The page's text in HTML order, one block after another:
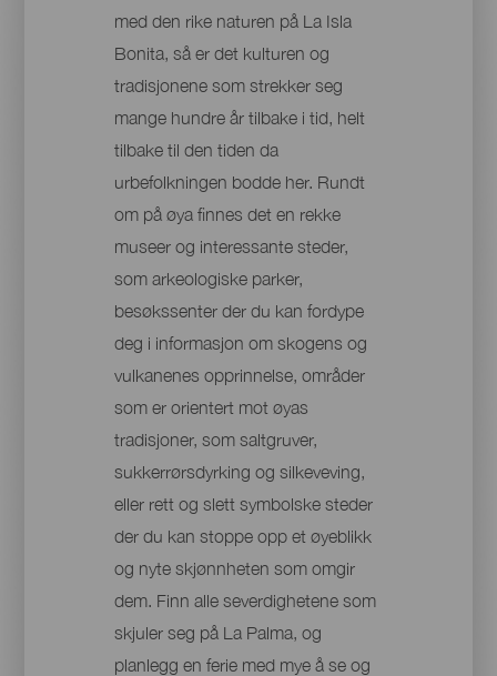
med den rike naturen på La Isla
Bonita, så er det kulturen og
tradisjonene som strekker seg
mange hundre år tilbake i tid, helt
tilbake til den tiden da
urbefolkningen bodde her. Rundt
om på øya finnes det en rekke
museer og interessante steder,
som arkeologiske parker,
besøkssenter der du kan fordype
deg i informasjon om skogens og
vulkanenes opprinnelse, områder
som er orientert mot øyas
tradisjoner, som saltgruver,
sukkerrørsdyrking og silkeveving,
eller rett og slett symbolske steder
der du kan stoppe opp et øyeblikk
og nyte skjønnheten som omgir
dem. Finn alle severdighetene som
skjuler seg på La Palma, og
planlegg en ferie med mye å se og